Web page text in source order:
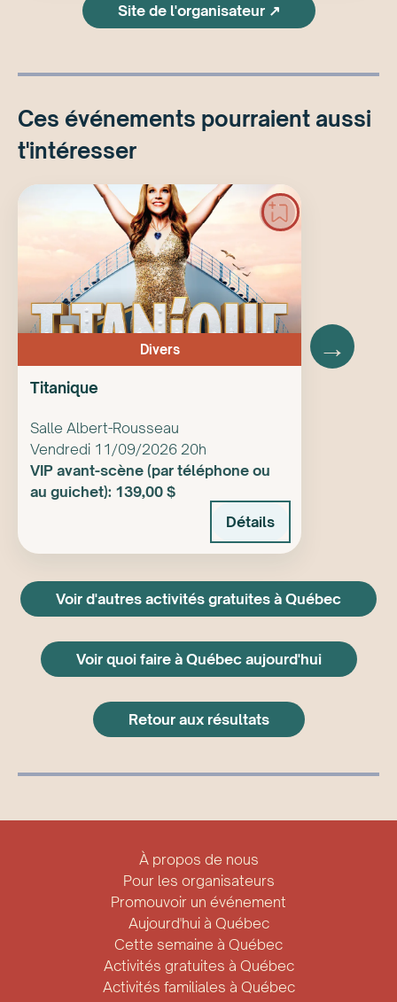
Site de l'organisateur ↗
Ces événements pourraient aussi
t'intéresser
Divers
Titanique
Salle Albert-Rousseau
Vendredi 11/09/2026 20h
VIP avant-scène (par téléphone ou
au guichet): 139,00 $
Détails
→
Voir d'autres activités gratuites à Québec
Voir quoi faire à Québec aujourd'hui
Retour aux résultats
À propos de nous
Pour les organisateurs
Promouvoir un événement
Aujourd'hui à Québec
Cette semaine à Québec
Activités gratuites à Québec
Activités familiales à Québec